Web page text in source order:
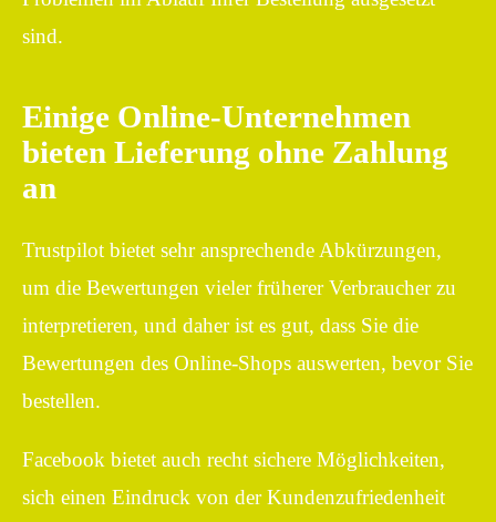
sind.
Einige Online-Unternehmen
bieten Lieferung ohne Zahlung
an
Trustpilot bietet sehr ansprechende Abkürzungen,
um die Bewertungen vieler früherer Verbraucher zu
interpretieren, und daher ist es gut, dass Sie die
Bewertungen des Online-Shops auswerten, bevor Sie
bestellen.
Facebook bietet auch recht sichere Möglichkeiten,
sich einen Eindruck von der Kundenzufriedenheit